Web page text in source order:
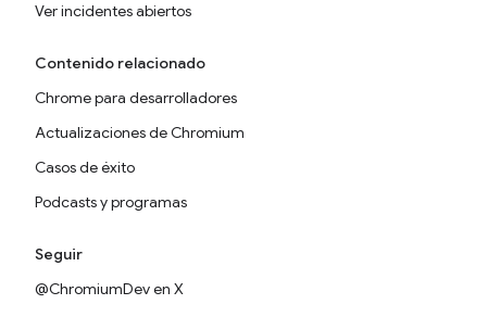
Ver incidentes abiertos
Contenido relacionado
Chrome para desarrolladores
Actualizaciones de Chromium
Casos de éxito
Podcasts y programas
Seguir
@ChromiumDev en X